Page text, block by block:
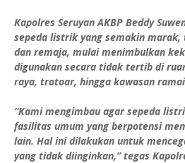
Kapolres Seruyan AKBP Beddy
sepeda listrik yang semakin
dan remaja, mulai menimbulkan
digunakan secara tidak tertib di
raya, trotoar, hingga kawasan
“Kami mengimbau agar sepeda
fasilitas umum yang berpotensi
lain. Hal ini dilakukan untuk
yang tidak diinginkan,” tegas